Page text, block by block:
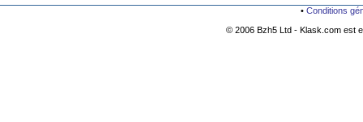
• Conditions
© 2006 Bzh5 Ltd - Klask.com est